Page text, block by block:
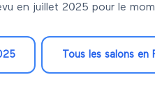
en juillet 2025 pour le
Tous les salons en